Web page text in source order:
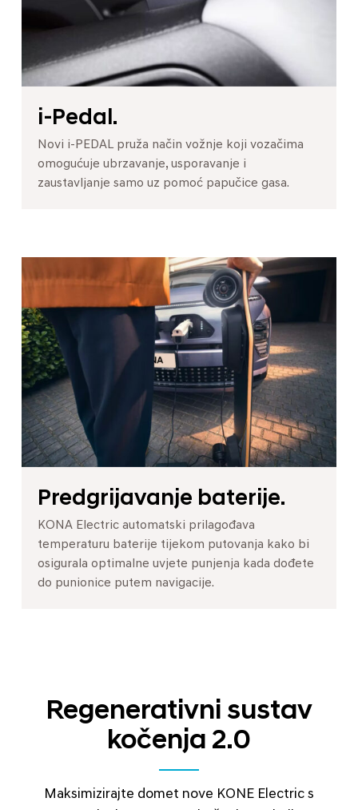
i-Pedal.
Novi i-PEDAL pruža način vožnje koji vozačima
omogućuje ubrzavanje, usporavanje i
zaustavljanje samo uz pomoć papučice gasa.
Predgrijavanje baterije.
KONA Electric automatski prilagođava
temperaturu baterije tijekom putovanja kako bi
osigurala optimalne uvjete punjenja kada dođete
do punionice putem navigacije.
Regenerativni sustav
kočenja 2.0
Maksimizirajte domet nove KONE Electric s